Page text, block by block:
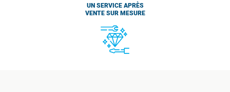
UN SERVICE APRÈS
VENTE SUR MESURE